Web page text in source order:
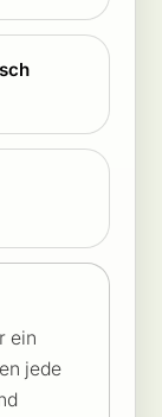
ein
jede